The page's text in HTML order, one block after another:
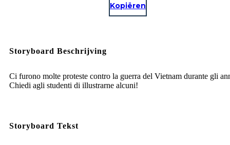
Kopiëren
Storyboard Beschrijving
Ci furono molte proteste contro la guerra del Vietnam durante gli
Chiedi agli studenti di illustrarne alcuni!
Storyboard Tekst